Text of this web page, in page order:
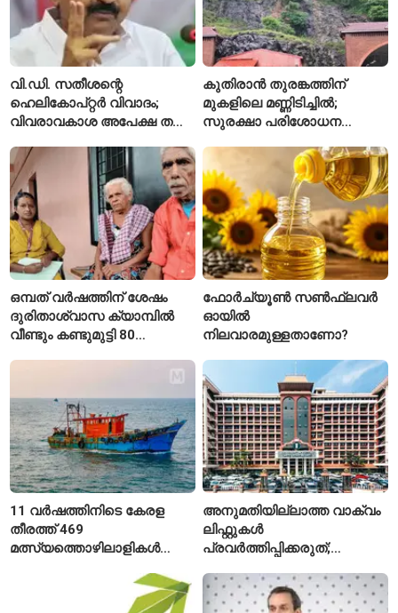
വി.ഡി. സതീശന്റെ
ഹെലികോപ്റ്റർ വിവാദം;
വിവരാവകാശ അപേക്ഷ തള്ളി
കുതിരാൻ തുരങ്കത്തിന്
മുകളിലെ മണ്ണിടിച്ചിൽ;
സുരക്ഷാ പരിശോധന
ഒമ്പത് വർഷത്തിന് ശേഷം
ദുരിതാശ്വാസ ക്യാമ്പിൽ
വീണ്ടും കണ്ടുമുട്ടി 80
ഫോർച്യൂൺ സൺഫ്ലവർ
ഓയിൽ
നിലവാരമുള്ളതാണോ?
11 വർഷത്തിനിടെ കേരള
തീരത്ത് 469
മത്സ്യത്തൊഴിലാളികൾ
കാണാതായി, 47,773 പേരെ
അനുമതിയില്ലാത്ത വാക്വം
ലിഫ്റ്റുകൾ
പ്രവർത്തിപ്പിക്കരുത്;
അനുമതിയില്ലാത്ത
ലിഫ്റ്റുകൾക്ക്